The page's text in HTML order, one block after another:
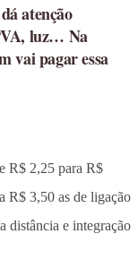
atenção
luz… Na
vai pagar essa
R$ 2,25 para R$
R$ 3,50 as de ligação
distância e integração